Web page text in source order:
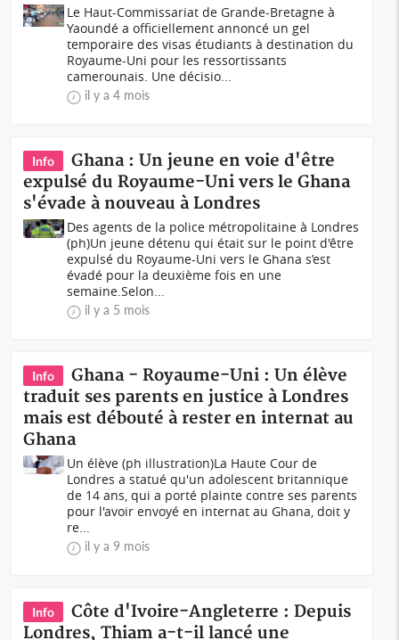
Le Haut-Commissariat de Grande-Bretagne à
Yaoundé a officiellement annoncé un gel
temporaire des visas étudiants à destination du
Royaume-Uni pour les ressortissants
camerounais. Une décisio...
il y a 4 mois
Info
Ghana : Un jeune en voie d'être
expulsé du Royaume-Uni vers le Ghana
s'évade à nouveau à Londres
Des agents de la police métropolitaine à Londres
(ph)Un jeune détenu qui était sur le point d'être
expulsé du Royaume-Uni vers le Ghana s’est
évadé pour la deuxième fois en une
semaine.Selon...
il y a 5 mois
Info
Ghana - Royaume-Uni : Un élève
traduit ses parents en justice à Londres
mais est débouté à rester en internat au
Ghana
Un élève (ph illustration)La Haute Cour de
Londres a statué qu'un adolescent britannique
de 14 ans, qui a porté plainte contre ses parents
pour l'avoir envoyé en internat au Ghana, doit y
re...
il y a 9 mois
Info
Côte d'Ivoire-Angleterre : Depuis
Londres, Thiam a-t-il lancé une